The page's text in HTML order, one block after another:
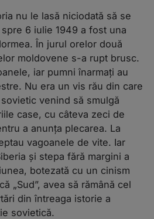
nu le lasă niciodată să se
6 iulie 1949 a fost una
În jurul orelor două
moldovene s-a rupt brusc.
iar pumni înarmați au
Nu era un vis rău din care
venind să smulgă
case, cu câteva zeci de
a anunța plecarea. La
vagoanele de vite. Iar
și stepa fără margini a
botezată cu un cinism
„Sud”, avea să rămână cel
din întreaga istorie a
sovietică.